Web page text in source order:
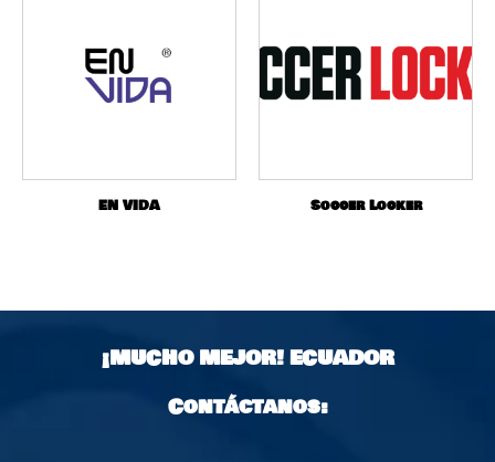
EN VIDA Soccer Locker
¡MUCHO MEJOR!ECUADOR
Contáctanos: